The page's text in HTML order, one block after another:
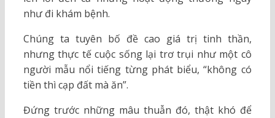
như đi khám bệnh.
Chúng ta tuyên bố đề cao giá trị tinh thần,
nhưng thực tế cuộc sống lại trơ trụi như một cô
người mẫu nổi tiếng từng phát biểu, “không có
tiền thì cạp đất mà ăn”.
Đứng trước những mâu thuẫn đó, thật khó để